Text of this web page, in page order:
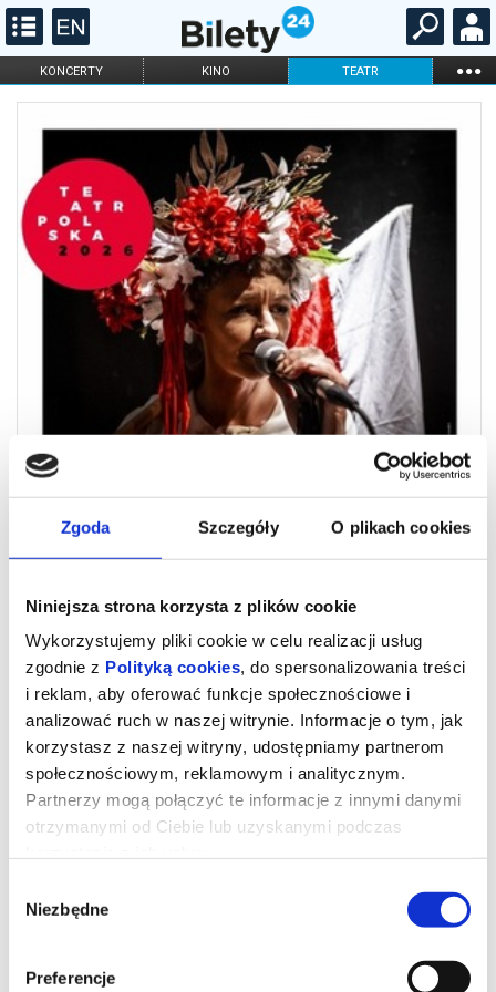
Zgoda Szczegóły O plikach cookies
Niniejsza strona korzysta z plików cookie
Wykorzystujemy pliki cookie w celu realizacji usług
zgodnie z Polityką cookies, do spersonalizowania treści
i reklam, aby oferować funkcje społecznościowe i
analizować ruch w naszej witrynie. Informacje o tym, jak
korzystasz z naszej witryny, udostępniamy partnerom
społecznościowym, reklamowym i analitycznym.
Partnerzy mogą połączyć te informacje z innymi danymi
otrzymanymi od Ciebie lub uzyskanymi podczas
zgody
Niezbędne
Preferencje
KONCERTY KINO TEATR ...
FILHARMONIA OPERA I BALET
ONLINE
Teatr Polska 2026: „Maryla. Ku
przestrodze”
Nagradzany na międzynarodowych festiwalach teatralnych za grę
aktorską, scenografię i rekwizyty, monodram „Maryla” to opowieść
zawodniczka nie wykonała nazistowskiego gestu pozdrowienia
Hitlera. Wydarzyło się to podczas Olimpiady w Berlinie w 1936